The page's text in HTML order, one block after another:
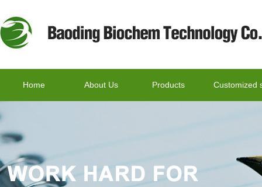
Home About Us Products Customized